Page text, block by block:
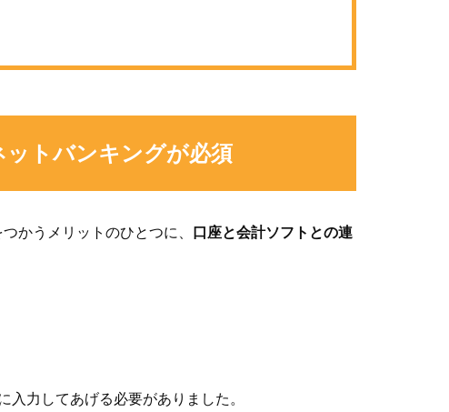
トバンキングが必須
かうメリットのひとつに、 口座と会計ソフトとの連
力してあげる必要がありました。